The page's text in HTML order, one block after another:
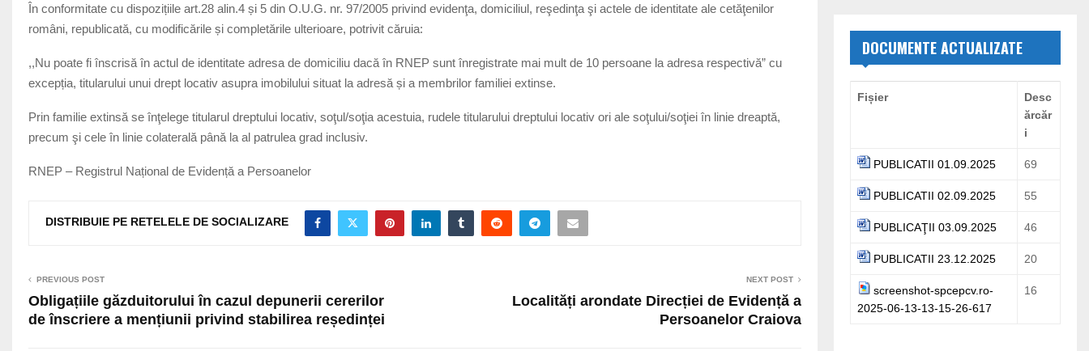
În conformitate cu dispozițiile art.28 alin.4 și 5 din O.U.G. nr. 97/2005 privind evidenţa, domiciliul, reşedinţa şi actele de identitate ale cetăţenilor
români, republicată, cu modificările și completările ulterioare, potrivit căruia:
,,Nu poate fi înscrisă în actul de identitate adresa de domiciliu dacă în RNEP sunt înregistrate mai mult de 10 persoane la adresa respectivă” cu
excepția, titularului unui drept locativ asupra imobilului situat la adresă și a membrilor familiei extinse.
Prin familie extinsă se înţelege titularul dreptului locativ, soţul/soţia acestuia, rudele titularului dreptului locativ ori ale soţului/soţiei în linie dreaptă,
precum şi cele în linie colaterală până la al patrulea grad inclusiv.
RNEP – Registrul Național de Evidență a Persoanelor
DISTRIBUIE PE RETELELE DE SOCIALIZARE
PREVIOUS POST
Obligațiile găzduitorului în cazul depunerii cererilor
de înscriere a mențiunii privind stabilirea reședinței
NEXT POST
Localități arondate Direcției de Evidență a
Persoanelor Craiova
E
A
R
DOCUMENTE ACTUALIZATE
Fișier
Desc
ărcăr
i
PUBLICATII 01.09.2025 69
PUBLICATII 02.09.2025 55
PUBLICAŢII 03.09.2025 46
PUBLICATII 23.12.2025 20
screenshot-spcepcv.ro-
2025-06-13-13-15-26-617
16